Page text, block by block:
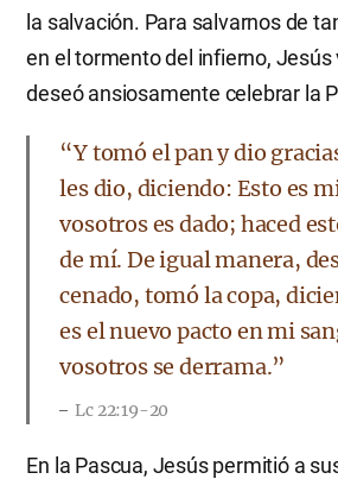
la salvación. Para salvarnos de
en el tormento del infierno, Jesús
deseó ansiosamente celebrar la
“Y tomó el pan y dio
les dio, diciendo: Esto es
vosotros es dado; haced
de mí. De igual manera,
cenado, tomó la copa,
es el nuevo pacto en mi
vosotros se derrama.”
Lc 22:19-20
En la Pascua, Jesús permitió a